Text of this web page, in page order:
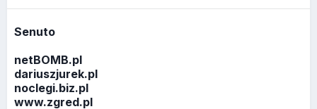
Senuto
netBOMB.pl
dariuszjurek.pl
noclegi.biz.pl
www.zgred.pl